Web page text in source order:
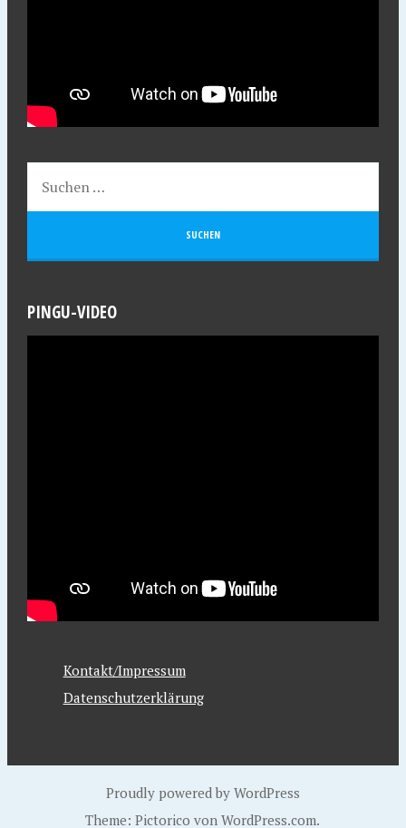
PINGU-VIDEO
Kontakt/Impressum
Datenschutzerklärung
Proudly powered by WordPress
Theme: Pictorico vonWordPress.com.